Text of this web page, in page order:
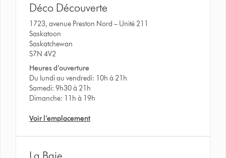
Déco Découverte
1723, avenue Preston Nord – Unité 211
Saskatoon
Saskatchewan
S7N 4V2
Heures d’ouverture
Du lundi au vendredi: 10h à 21h
Samedi: 9h30 à 21h
Dimanche: 11h à 19h
Voir l’emplacement